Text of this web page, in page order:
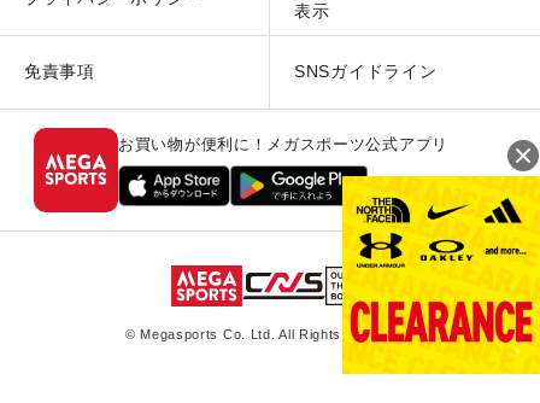
表示
免責事項 SNSガイドライン
お買い物が便利に！メガスポーツ公式アプリ
© Megasports Co. Ltd. All Rights Reserved.